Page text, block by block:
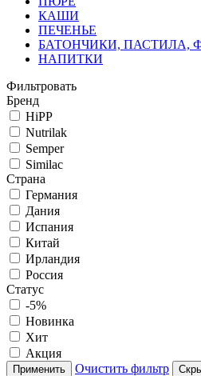
КАШИ
ПЕЧЕНЬЕ
БАТОНЧИКИ, ПАСТИЛА,
НАПИТКИ
Фильтровать
Бренд
HiPP
Nutrilak
Semper
Similac
Страна
Германия
Дания
Испания
Китай
Ирландия
Россия
Статус
-5%
Новинка
Хит
Акция
Применить Очистить фильтр